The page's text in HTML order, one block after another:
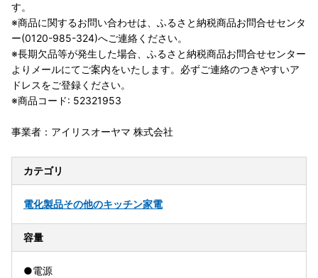
す。
※商品に関するお問い合わせは、ふるさと納税商品お問合せセンタ
ー(0120-985-324)へご連絡ください。
※長期欠品等が発生した場合、ふるさと納税商品お問合せセンター
よりメールにてご案内をいたします。必ずご連絡のつきやすいア
ドレスをご登録ください。
※商品コード: 52321953
事業者：アイリスオーヤマ 株式会社
カテゴリ
電化製品その他のキッチン家電
容量
●電源